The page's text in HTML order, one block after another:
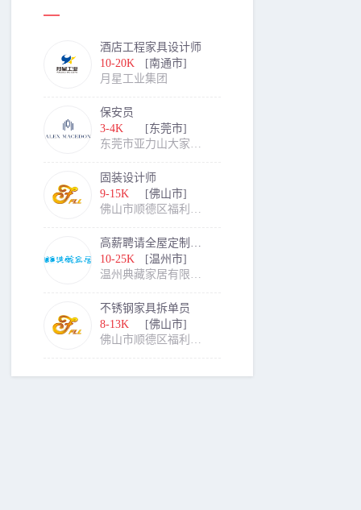
酒店工程家具设计师
[南通市]
10-20K
月星工业集团
保安员
[东莞市]
3-4K
东莞市亚力山大家具有限公司
固装设计师
[佛山市]
9-15K
佛山市顺德区福利来酒店傢具有限公司
高薪聘请全屋定制木工主管
[温州市]
10-25K
温州典藏家居有限公司
不锈钢家具拆单员
[佛山市]
8-13K
佛山市顺德区福利来酒店傢具有限公司